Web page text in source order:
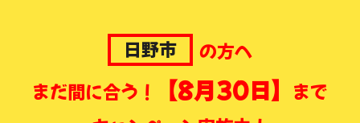
日野市
の方へ
まだ間に合う！
【8月30日】 まで